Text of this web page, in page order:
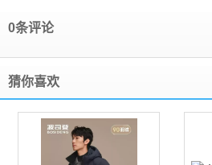
0条评论
猜你喜欢